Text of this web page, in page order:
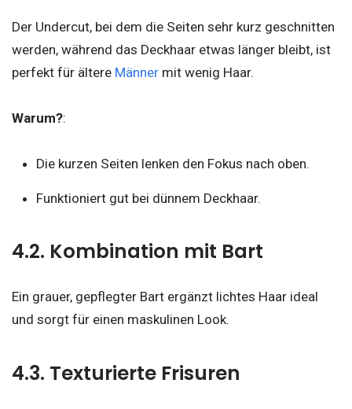
Der Undercut, bei dem die Seiten sehr kurz geschnitten
werden, während das Deckhaar etwas länger bleibt, ist
perfekt für ältere Männer mit wenig Haar.
Warum?:
Die kurzen Seiten lenken den Fokus nach oben.
Funktioniert gut bei dünnem Deckhaar.
4.2. Kombination mit Bart
Ein grauer, gepflegter Bart ergänzt lichtes Haar ideal
und sorgt für einen maskulinen Look.
4.3. Texturierte Frisuren